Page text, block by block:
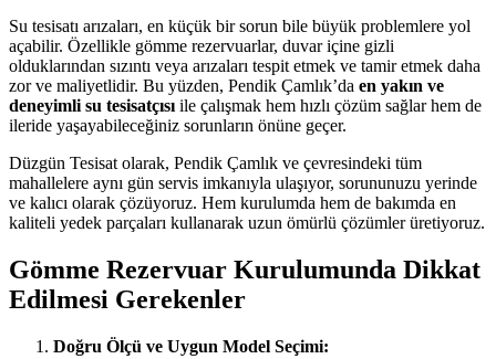
Su tesisatı arızaları, en küçük bir sorun bile büyük problemlere yol
açabilir. Özellikle gömme rezervuarlar, duvar içine gizli
olduklarından sızıntı veya arızaları tespit etmek ve tamir etmek daha
zor ve maliyetlidir. Bu yüzden, Pendik Çamlık’da en yakın ve
deneyimli su tesisatçısı ile çalışmak hem hızlı çözüm sağlar hem de
ileride yaşayabileceğiniz sorunların önüne geçer.
Düzgün Tesisat olarak, Pendik Çamlık ve çevresindeki tüm
mahallelere aynı gün servis imkanıyla ulaşıyor, sorununuzu yerinde
ve kalıcı olarak çözüyoruz. Hem kurulumda hem de bakımda en
kaliteli yedek parçaları kullanarak uzun ömürlü çözümler üretiyoruz.
Gömme Rezervuar Kurulumunda Dikkat
Edilmesi Gerekenler
Doğru Ölçü ve Uygun Model Seçimi: